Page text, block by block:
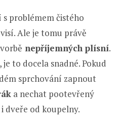
s problémem čistého
Ale je tomu právě
nepříjemných plísní.
to docela snadné. Pokud
sprchování zapnout
a nechat pootevřený
dveře od koupelny.